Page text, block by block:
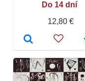
Do 14 dní
12,80 €